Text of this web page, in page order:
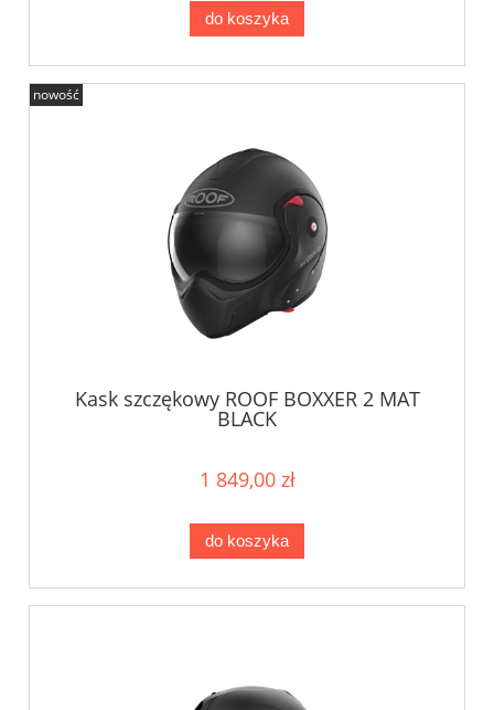
do koszyka
Kask szczękowy ROOF BOXXER 2 MAT
BLACK
1 849,00 zł
do koszyka
nowość